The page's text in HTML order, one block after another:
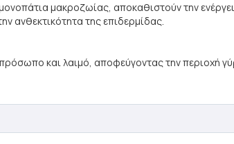
μακροζωίας, αποκαθιστούν την
ανθεκτικότητα της επιδερμίδας.
και λαιμό, αποφεύγοντας την περιοχή